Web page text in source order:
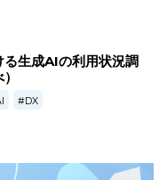
る生成AIの利用状況調
DX